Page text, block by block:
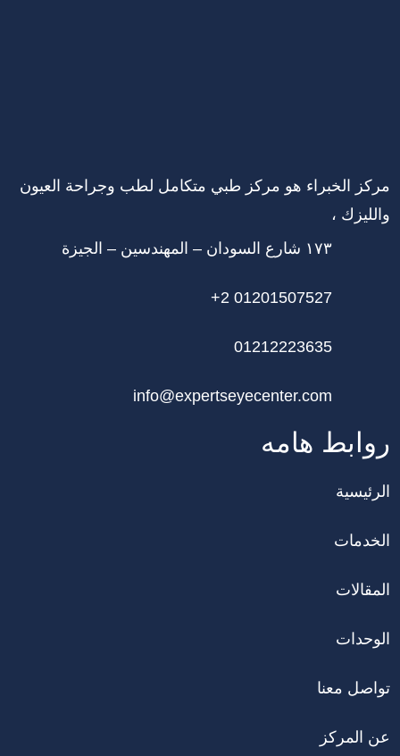
روابط هامه
الرئيسية
الخدمات
المقالات
الوحدات
تواصل معنا
عن المركز
مركز الخبراء هو مركز طبي متكامل لطب وجراحة العيون
والليزك ،
١٧٣ شارع السودان – المهندسين – الجيزة
+2 01201507527
01212223635
info@expertseyecenter.com